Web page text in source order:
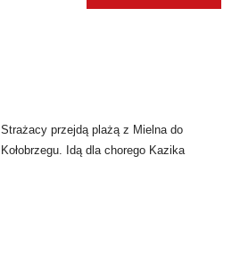
Strażacy przejdą plażą z Mielna do
Kołobrzegu. Idą dla chorego Kazika